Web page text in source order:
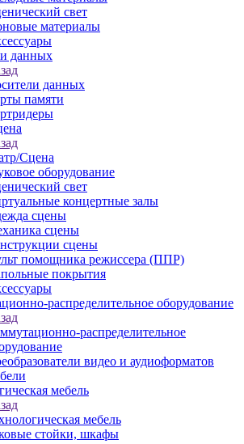
свет
материалы
данных
данных
памяти
Сцена
оборудование
свет
концертные залы
сцены
сцены
сцены
помощника режиссера (ППР)
покрытия
распределительное оборудование
распределительное
видео и аудиоформатов
мебель
мебель
стойки, шкафы